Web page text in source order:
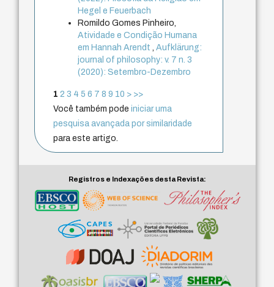
Hegel e Feuerbach
Romildo Gomes Pinheiro,
Atividade e Condição Humana
em Hannah Arendt,Aufklärung:
journal of philosophy: v. 7 n. 3
(2020): Setembro-Dezembro
1 2 3 4 5 6 7 8 9 10 > >>
Você também podeiniciar uma
pesquisa avançada por similaridade
para este artigo.
Registros e Indexações desta Revista: